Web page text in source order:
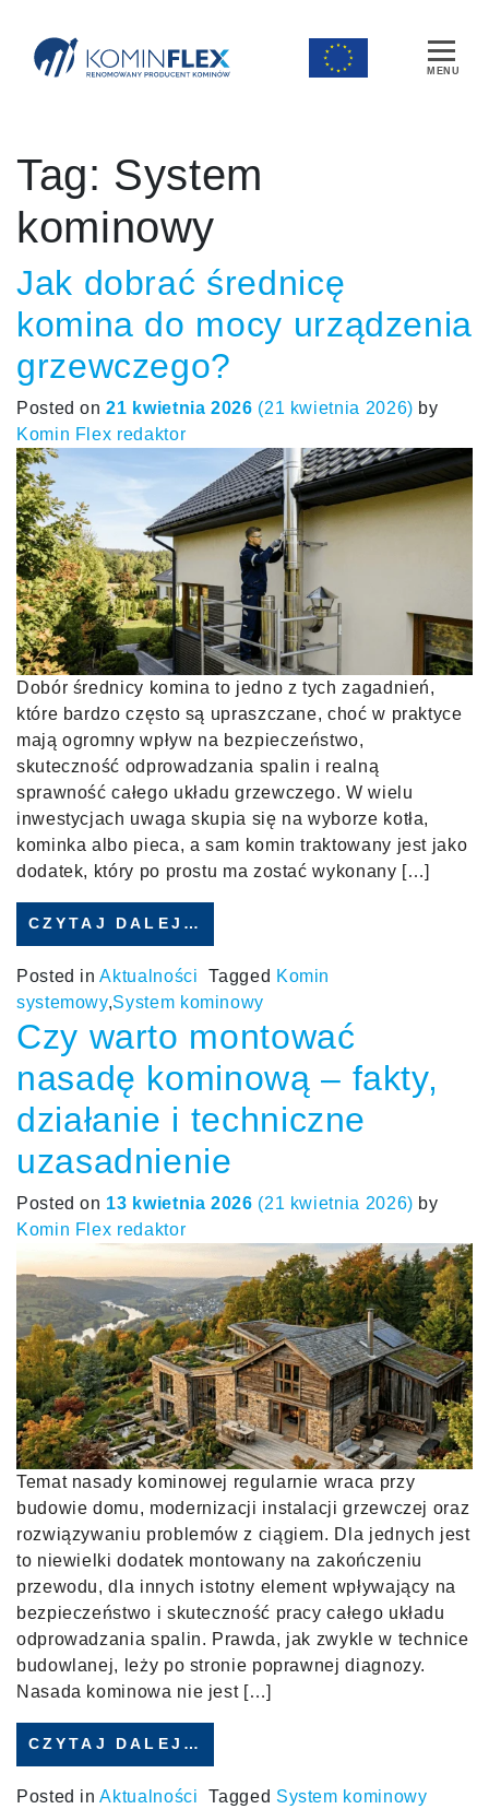
Main Navigation
Tag: System
kominowy
Jak dobrać średnicę
komina do mocy urządzenia
grzewczego?
Posted on21 kwietnia 2026 (21 kwietnia 2026) by
Komin Flex redaktor
Dobór średnicy komina to jedno z tych zagadnień,
które bardzo często są upraszczane, choć w praktyce
mają ogromny wpływ na bezpieczeństwo,
skuteczność odprowadzania spalin i realną
sprawność całego układu grzewczego. W wielu
inwestycjach uwaga skupia się na wyborze kotła,
kominka albo pieca, a sam komin traktowany jest jako
dodatek, który po prostu ma zostać wykonany […]
CZYTAJ DALEJ…
Posted inAktualności Tagged Komin
systemowy,System kominowy
Czy warto montować
nasadę kominową – fakty,
działanie i techniczne
uzasadnienie
Posted on 13 kwietnia 2026 (21 kwietnia 2026) by
Komin Flex redaktor
Temat nasady kominowej regularnie wraca przy
budowie domu, modernizacji instalacji grzewczej oraz
rozwiązywaniu problemów z ciągiem. Dla jednych jest
to niewielki dodatek montowany na zakończeniu
przewodu, dla innych istotny element wpływający na
bezpieczeństwo i skuteczność pracy całego układu
odprowadzania spalin. Prawda, jak zwykle w technice
budowlanej, leży po stronie poprawnej diagnozy.
Nasada kominowa nie jest […]
CZYTAJ DALEJ…
Posted inAktualności Tagged System kominowy